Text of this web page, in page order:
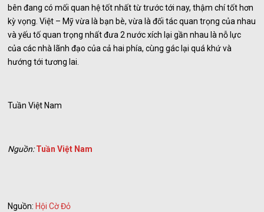
bên đang có mối quan hệ tốt nhất từ trước tới nay, thậm chí tốt hơn
kỳ vọng. Việt – Mỹ vừa là bạn bè, vừa là đối tác quan trọng của nhau
và yếu tố quan trọng nhất đưa 2 nước xích lại gần nhau là nỗ lực
của các nhà lãnh đạo của cả hai phía, cùng gác lại quá khứ và
hướng tới tương lai.
Tuần Việt Nam
Nguồn: Tuần Việt Nam
Nguồn: Hội Cờ Đỏ